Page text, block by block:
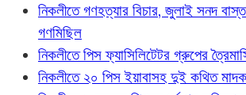
নিকলীতে গণহত্যার বিচার, জুলাই সনদ
গণমিছিল
নিকলীতে পিস ফ্যাসিলিটেটর গ্রুপের
নিকলীতে ২০ পিস ইয়াবাসহ দুই কথিত